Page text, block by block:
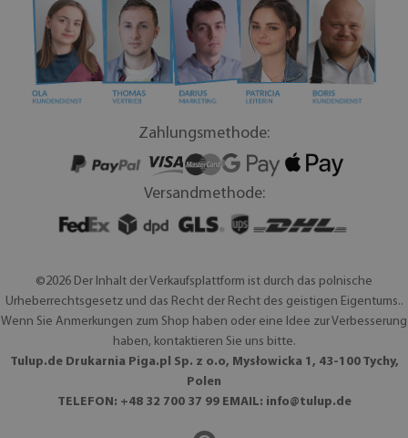
Zahlungsmethode:
Versandmethode:
©2026 Der Inhalt der Verkaufsplattform ist durch das polnische
Urheberrechtsgesetz und das Recht der Recht des geistigen Eigentums..
Wenn Sie Anmerkungen zum Shop haben oder eine Idee zur Verbesserung
haben, kontaktieren Sie uns bitte.
Tulup.de Drukarnia Piga.pl Sp. z o.o, Mysłowicka 1, 43-100 Tychy,
Polen
TELEFON: +48 32 700 37 99 EMAIL: info@tulup.de